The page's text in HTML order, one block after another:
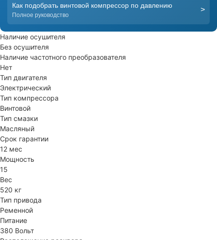
Как подобрать винтовой компрессор по давлению
Полное руководство
>
Наличие осушителя
Без осушителя
Наличие частотного преобразователя
Нет
Тип двигателя
Электрический
Тип компрессора
Винтовой
Тип смазки
Масляный
Срок гарантии
12 мес
Мощность
15
Вес
520 кг
Тип привода
Ременной
Питание
380 Вольт